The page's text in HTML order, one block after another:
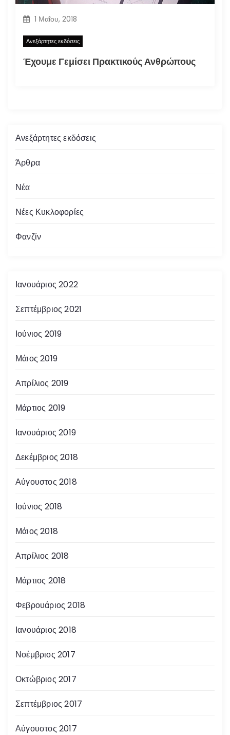
1 Μαΐου, 2018
Ανεξάρτητες εκδόσεις
Έχουμε Γεμίσει Πρακτικούς Ανθρώπους
Ανεξάρτητες εκδόσεις
Άρθρα
Νέα
Νέες Κυκλοφορίες
Φανζίν
Ιανουάριος 2022
Σεπτέμβριος 2021
Ιούνιος 2019
Μάιος 2019
Απρίλιος 2019
Μάρτιος 2019
Ιανουάριος 2019
Δεκέμβριος 2018
Αύγουστος 2018
Ιούνιος 2018
Μάιος 2018
Απρίλιος 2018
Μάρτιος 2018
Φεβρουάριος 2018
Ιανουάριος 2018
Νοέμβριος 2017
Οκτώβριος 2017
Σεπτέμβριος 2017
Αύγουστος 2017